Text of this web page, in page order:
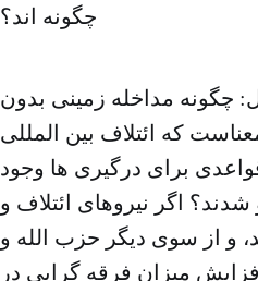
چگونه اند؟
چگونه مداخله زمینی بدون
که ائتلاف بین المللی
برای درگیری ها وجود
اگر نیروهای ائتلاف و
و از سوی دیگر حزب الله و
میزان فرقه گرایی در